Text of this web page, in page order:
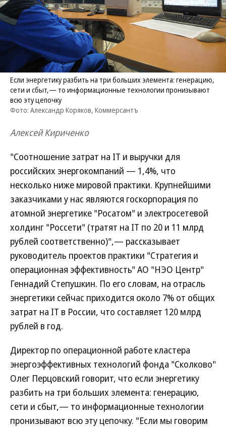
Если энергетику разбить на три больших элемента: генерацию,
сети и сбыт,— то информационные технологии пронизывают
всю эту цепочку
Фото: Александр Коряков, Коммерсантъ
Алексей Кириченко
"Соотношение затрат на IT и выручки для
российских энергокомпаний — 1,4%, что
несколько ниже мировой практики. Крупнейшими
заказчиками у нас являются госкорпорация по
атомной энергетике "Росатом" и электросетевой
холдинг "Россети" (тратят на IT по 20 и 11 млрд
рублей соответственно)",— рассказывает
руководитель проектов практики "Стратегия и
операционная эффективность" АО "НЭО Центр"
Геннадий Степушкин. По его словам, на отрасль
энергетики сейчас приходится около 7% от общих
затрат на IT в России, что составляет 120 млрд
рублей в год.
Директор по операционной работе кластера
энергоэффективных технологий фонда "Сколково"
Олег Перцовский говорит, что если энергетику
разбить на три больших элемента: генерацию,
сети и сбыт,— то информационные технологии
пронизывают всю эту цепочку. "Если мы говорим